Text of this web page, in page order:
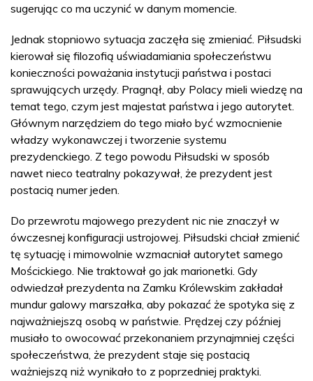
sugerując co ma uczynić w danym momencie.
Jednak stopniowo sytuacja zaczęła się zmieniać. Piłsudski
kierował się filozofią uświadamiania społeczeństwu
konieczności poważania instytucji państwa i postaci
sprawujących urzędy. Pragnął, aby Polacy mieli wiedzę na
temat tego, czym jest majestat państwa i jego autorytet.
Głównym narzędziem do tego miało być wzmocnienie
władzy wykonawczej i tworzenie systemu
prezydenckiego. Z tego powodu Piłsudski w sposób
nawet nieco teatralny pokazywał, że prezydent jest
postacią numer jeden.
Do przewrotu majowego prezydent nic nie znaczył w
ówczesnej konfiguracji ustrojowej. Piłsudski chciał zmienić
tę sytuację i mimowolnie wzmacniał autorytet samego
Mościckiego. Nie traktował go jak marionetki. Gdy
odwiedzał prezydenta na Zamku Królewskim zakładał
mundur galowy marszałka, aby pokazać że spotyka się z
najważniejszą osobą w państwie. Prędzej czy później
musiało to owocować przekonaniem przynajmniej części
społeczeństwa, że prezydent staje się postacią
ważniejszą niż wynikało to z poprzedniej praktyki.